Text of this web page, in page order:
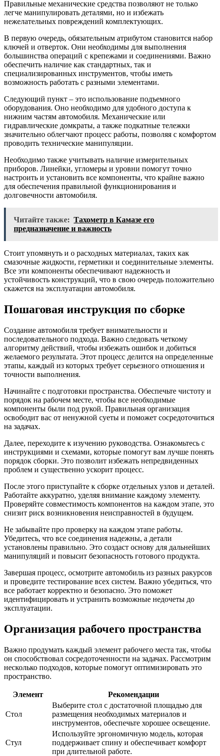
Правильные механические средства позволяют не только
легче манипулировать деталями, но и избежать
нежелательных повреждений комплектующих.
В первую очередь, обязательным атрибутом становится набор
ключей и отверток. Они необходимы для выполнения
большинства операций с крепежами и соединениями. Важно
обеспечить наличие как стандартных, так и
специализированных инструментов, чтобы иметь
возможность работать с разными элементами.
Следующий пункт – это использование подъемного
оборудования. Оно необходимо для удобного доступа к
нижним частям автомобиля. Механические или
гидравлические домкраты, а также подкатные тележки
значительно облегчают процесс работы, позволяя с комфортом
проводить технические манипуляции.
Необходимо также учитывать наличие измерительных
приборов. Линейки, угломеры и уровни помогут точно
настроить и установить все компоненты, что крайне важно
для обеспечения правильной функционирования и
долговечности автомобиля.
Читайте также: Tахометр в Камазе его
предназначение и важность
Стоит упомянуть и о расходных материалах, таких как
смазочные жидкости, герметики и соединительные элементы.
Все эти компоненты обеспечивают надежность и
устойчивость конструкций, что в свою очередь положительно
скажется на эксплуатации автомобиля.
Пошаговая инструкция по сборке
Создание автомобиля требует внимательности и
последовательного подхода. Важно следовать четкому
алгоритму действий, чтобы избежать ошибок и добиться
желаемого результата. Этот процесс делится на определенные
этапы, каждый из которых требует серьезного отношения и
точности выполнения.
Начинайте с подготовки пространства. Обеспечьте чистоту и
порядок на рабочем месте, чтобы все необходимые
компоненты были под рукой. Правильная организация
освободит вас от ненужной суеты и поможет сосредоточиться
на задачах.
Далее, переходите к изучению руководства. Ознакомьтесь с
инструкциями и схемами, которые помогут вам лучше понять
порядок сборки. Это позволит избежать непредвиденных
проблем и существенно ускорит процесс.
После этого приступайте к сборке отдельных узлов и деталей.
Работайте аккуратно, уделяя внимание каждому элементу.
Проверяйте совместимость компонентов на каждом этапе, это
снизит риск возникновения неисправностей в будущем.
Не забывайте про проверку на каждом этапе работы.
Убедитесь, что все соединения надежны, а детали
установлены правильно. Это создаст основу для дальнейших
манипуляций и повысит безопасность готового продукта.
Завершая процесс, осмотрите автомобиль из разных ракурсов
и проведите тестирование всех систем. Важно убедиться, что
все работает корректно и безопасно. Это поможет
идентифицировать и устранить возможные недочеты до
эксплуатации.
Организация рабочего пространства
Важно продумать каждый элемент рабочего места так, чтобы
он способствовал сосредоточенности на задачах. Рассмотрим
несколько подходов, которые помогут оптимизировать это
пространство.
Элемент Рекомендации
Стол
Выберите стол с достаточной площадью для
размещения необходимых материалов и
инструментов, обеспечьте хорошее освещение.
Стул
Используйте эргономичную модель, которая
поддерживает спину и обеспечивает комфорт
при длительной работе.